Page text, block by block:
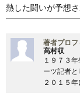
熱した闘いが予想さ
著者プロフ
高村収
１９７３
ーツ記者と
２０１５